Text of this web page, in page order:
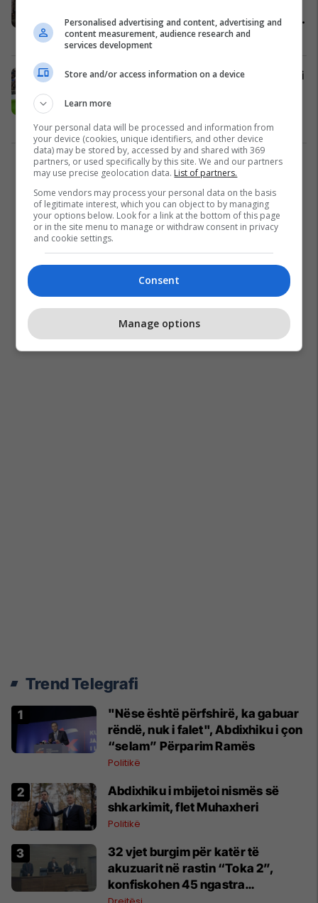
gjendej logoja e një klubi shqiptar të
futbollit
Nga Bota 01/10/2019
Armend Dallku i jep fund karrierës si
Prishtinën, 61 me Kombëtaren
shqiptare
Superliga 18/07/2019
1
Trend Telegrafi
"Nëse është përfshirë, ka gabuar
rëndë, nuk i falet", Abdixhiku i çon
“selam” Përparim Ramës
Politikë
Abdixhiku i mbijetoi nismës së
shkarkimit, flet Muhaxheri
Politikë
32 vjet burgim për katër të
akuzuarit në rastin “Toka 2”,
konfiskohen 45 ngastra
Personalised advertising and content, advertising and
content measurement, audience research and
services development
Store and/or access information on a device
Learn more
Your personal data will be processed and information from
your device (cookies, unique identifiers, and other device
data) may be stored by, accessed by and shared with 369
partners, or used specifically by this site. We and our partners
may use precise geolocation data. List of partners.
Some vendors may process your personal data on the basis
of legitimate interest, which you can object to by managing
your options below. Look for a link at the bottom of this page
or in the site menu to manage or withdraw consent in privacy
and cookie settings.
Consent
Manage options